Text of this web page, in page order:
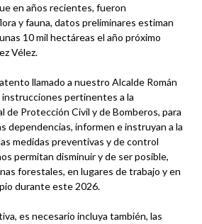
en años recientes, fueron
y fauna, datos preliminares estiman
10 mil hectáreas el año próximo
Vélez.
llamado a nuestro Alcalde Román
instrucciones pertinentes a la
de Protección Civil y de Bomberos, para
dependencias, informen e instruyan a la
medidas preventivas y de control
permitan disminuir y de ser posible,
forestales, en lugares de trabajo y en
durante este 2026.
es necesario incluya también, las